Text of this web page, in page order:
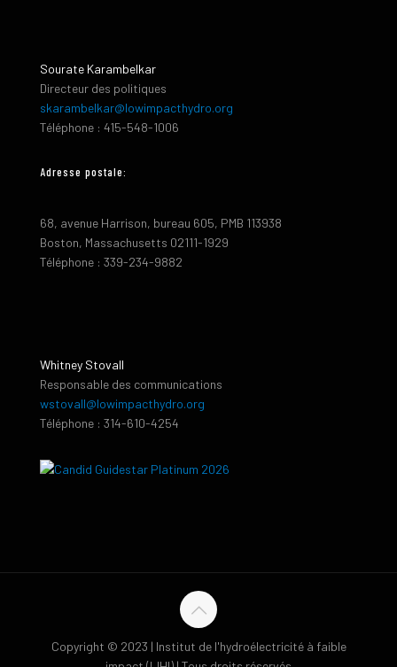
Sourate Karambelkar
Directeur des politiques
skarambelkar@lowimpacthydro.org
Téléphone : 415-548-1006
Adresse postale:
68, avenue Harrison, bureau 605, PMB 113938
Boston, Massachusetts 02111-1929
Téléphone : 339-234-9882
Whitney Stovall
Responsable des communications
wstovall@lowimpacthydro.org
Téléphone : 314-610-4254
Copyright © 2023 | Institut de l'hydroélectricité à faible